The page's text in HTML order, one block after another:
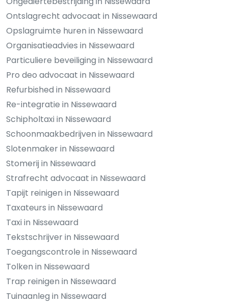
Ontslagrecht advocaat in Nissewaard
Opslagruimte huren in Nissewaard
Organisatieadvies in Nissewaard
Particuliere beveiliging in Nissewaard
Pro deo advocaat in Nissewaard
Refurbished in Nissewaard
Re-integratie in Nissewaard
Schipholtaxi in Nissewaard
Schoonmaakbedrijven in Nissewaard
Slotenmaker in Nissewaard
Stomerij in Nissewaard
Strafrecht advocaat in Nissewaard
Tapijt reinigen in Nissewaard
Taxateurs in Nissewaard
Taxi in Nissewaard
Tekstschrijver in Nissewaard
Toegangscontrole in Nissewaard
Tolken in Nissewaard
Trap reinigen in Nissewaard
Tuinaanleg in Nissewaard